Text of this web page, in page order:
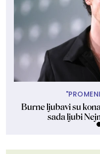
Burne ljubavi su
sada ljubi